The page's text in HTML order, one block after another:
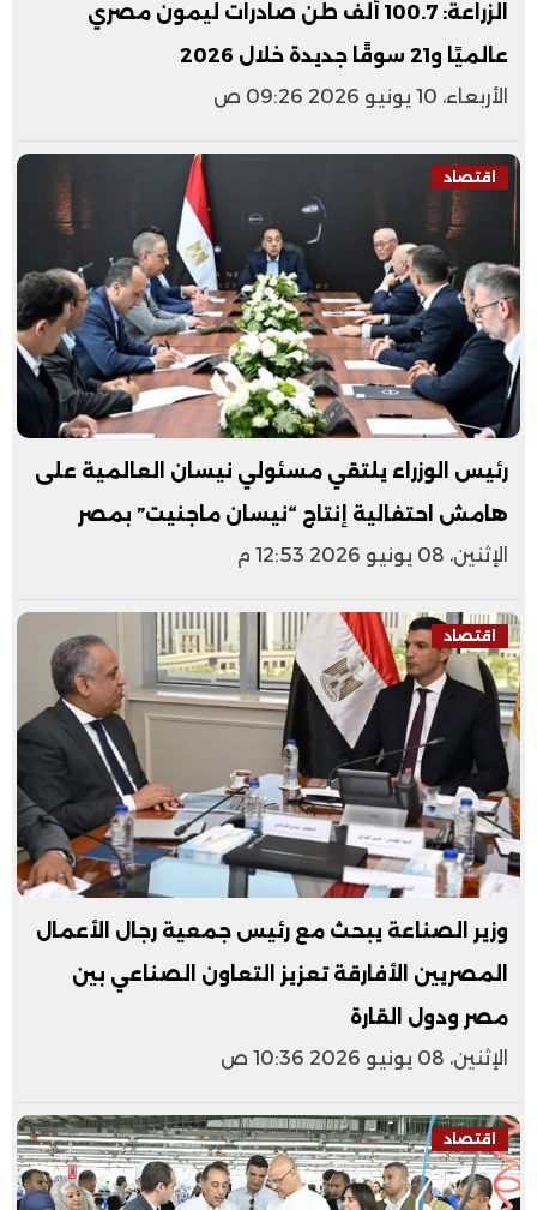
الزراعة: 100.7 ألف طن صادرات ليمون مصري
عالميًا و21 سوقًا جديدة خلال 2026
الأربعاء، 10 يونيو 2026 09:26 ص
اقتصاد
رئيس الوزراء يلتقي مسئولي نيسان العالمية على
هامش احتفالية إنتاج “نيسان ماجنيت” بمصر
الإثنين، 08 يونيو 2026 12:53 م
اقتصاد
وزير الصناعة يبحث مع رئيس جمعية رجال الأعمال
المصريين الأفارقة تعزيز التعاون الصناعي بين
مصر ودول القارة
الإثنين، 08 يونيو 2026 10:36 ص
اقتصاد